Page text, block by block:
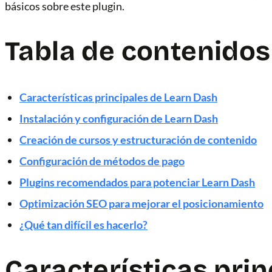
básicos sobre este plugin.
Tabla de contenidos
Características principales de Learn Dash
Instalación y configuración de Learn Dash
Creación de cursos y estructuración de contenido
Configuración de métodos de pago
Plugins recomendados para potenciar Learn Dash
Optimización SEO para mejorar el posicionamiento
¿Qué tan difícil es hacerlo?